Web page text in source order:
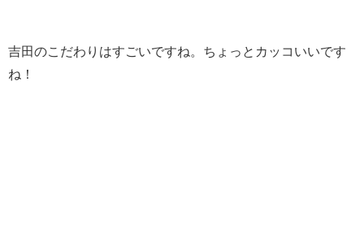
吉田のこだわりはすごいですね。ちょっとカッコいいです
ね！